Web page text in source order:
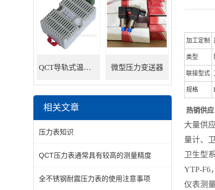
QCT导轨式温湿度变送器 微型压力变送器
相关文章
压力表知识
QCT压力表通常具有较高的测量精度
全不锈钢耐震压力表的使用注意事项
加工定制
类型
联接型式
规格
热销供
大量供
量计、
卫生型
YTP-F6
仪表测